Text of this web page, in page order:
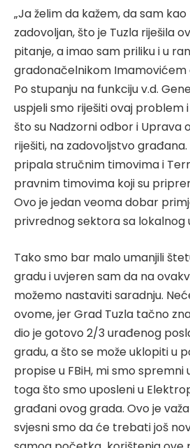
„Ja želim da kažem, da sam
zadovoljan, što je Tuzla riješila
pitanje, a imao sam priliku i u
gradonačelnikom Imamovićem
Po stupanju na funkciju v.d.
uspjeli smo riješiti ovaj problem
što su Nadzorni odbor i Uprava
riješiti, na zadovoljstvo
pripala stručnim timovima i
pravnim timovima koji su
Ovo je jedan veoma dobar
privrednog sektora sa lokalnog
Tako smo bar malo umanjili
gradu i uvjeren sam da na
možemo nastaviti saradnju.
ovome, jer Grad Tuzla tačno
dio je gotovo 2/3 urađenog
gradu, a što se može uklopiti u
propise u FBiH, mi smo
toga što smo uposleni u
građani ovog grada. Ovo je
svjesni smo da će trebati još